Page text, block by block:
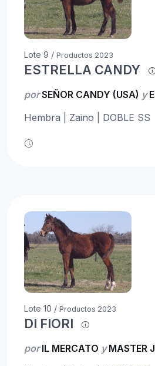
Lote 9 / Productos 2023
ESTRELLA CANDY
porSEÑOR CANDY (USA) y
Hembra | Zaino | DOBLE SS
Lote 10 / Productos 2023
DI FIORI
porIL MERCATO yMASTER